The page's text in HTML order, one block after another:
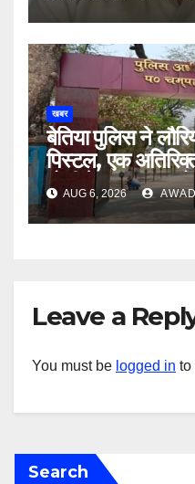
खबर
बेतिया पुलिस ने
पिस्टल, एक
गोली के साथ एक को
AUG 6, 2026
Leave a
You must be logged in to
Search